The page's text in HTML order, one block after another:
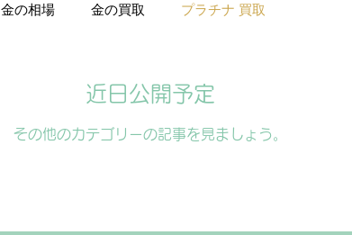
金の相場 金の買取 プラチナ 買取
近日公開予定
その他のカテゴリーの記事を見ましょう。